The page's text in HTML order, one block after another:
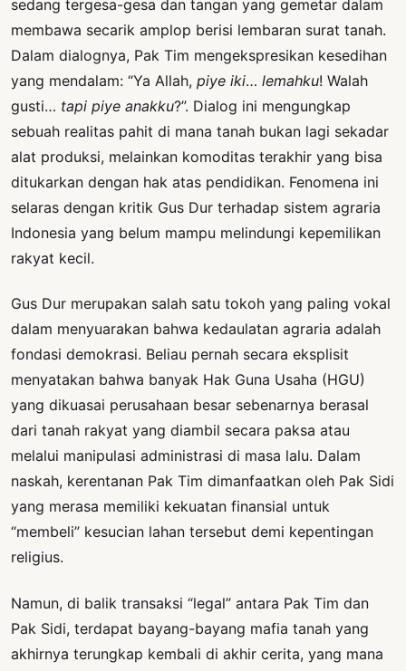
sedang tergesa-gesa dan tangan yang gemetar dalam
membawa secarik amplop berisi lembaran surat tanah.
Dalam dialognya, Pak Tim mengekspresikan kesedihan
yang mendalam: “Ya Allah, piye iki… lemahku! Walah
gusti… tapi piye anakku?”. Dialog ini mengungkap
sebuah realitas pahit di mana tanah bukan lagi sekadar
alat produksi, melainkan komoditas terakhir yang bisa
ditukarkan dengan hak atas pendidikan. Fenomena ini
selaras dengan kritik Gus Dur terhadap sistem agraria
Indonesia yang belum mampu melindungi kepemilikan
rakyat kecil.
Gus Dur merupakan salah satu tokoh yang paling vokal
dalam menyuarakan bahwa kedaulatan agraria adalah
fondasi demokrasi. Beliau pernah secara eksplisit
menyatakan bahwa banyak Hak Guna Usaha (HGU)
yang dikuasai perusahaan besar sebenarnya berasal
dari tanah rakyat yang diambil secara paksa atau
melalui manipulasi administrasi di masa lalu. Dalam
naskah, kerentanan Pak Tim dimanfaatkan oleh Pak Sidi
yang merasa memiliki kekuatan finansial untuk
“membeli” kesucian lahan tersebut demi kepentingan
religius.
Namun, di balik transaksi “legal” antara Pak Tim dan
Pak Sidi, terdapat bayang-bayang mafia tanah yang
akhirnya terungkap kembali di akhir cerita, yang mana